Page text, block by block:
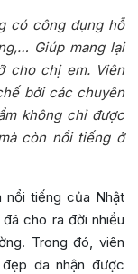
có công dụng hỗ
Giúp mang lại
cho chị em. Viên
bởi các chuyên
không chỉ được
còn nổi tiếng ở
nổi tiếng của Nhật
cho ra đời nhiều
Trong đó, viên
da nhận được